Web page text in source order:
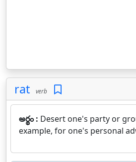
rat verb
అర్థం : Desert one's party or
example, for one's personal